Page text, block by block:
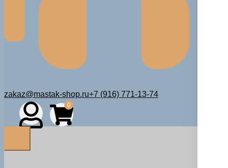
zakaz@mastak-shop.ru+7 (916) 771-13-74
0